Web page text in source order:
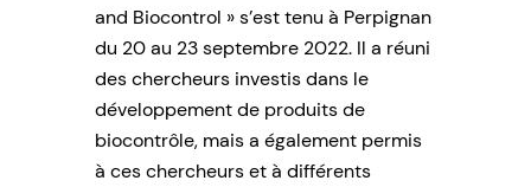
and Biocontrol » s’est tenu à Perpignan
du 20 au 23 septembre 2022. Il a réuni
des chercheurs investis dans le
développement de produits de
biocontrôle, mais a également permis
à ces chercheurs et à différents